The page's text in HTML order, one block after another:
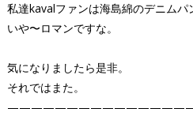
私達kavalファンは海島綿のデニムパ
いや〜ロマンですな。
気になりましたら是非。
それではまた。